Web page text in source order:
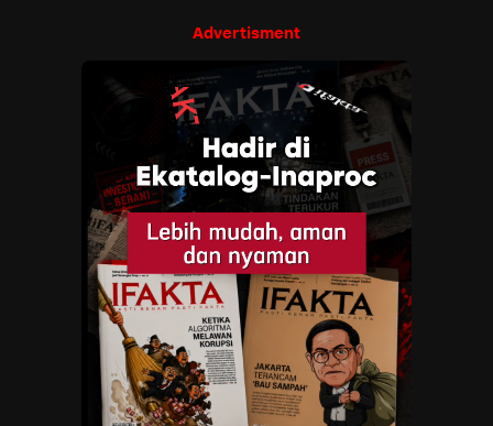
Advertisment